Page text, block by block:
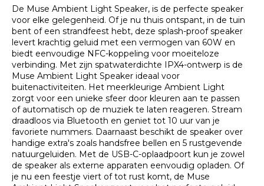
De Muse Ambient Light Speaker, is de perfecte speaker
voor elke gelegenheid. Of je nu thuis ontspant, in de tuin
bent of een strandfeest hebt, deze splash-proof speaker
levert krachtig geluid met een vermogen van 60W en
biedt eenvoudige NFC-koppeling voor moeiteloze
verbinding. Met zijn spatwaterdichte IPX4-ontwerp is de
Muse Ambient Light Speaker ideaal voor
buitenactiviteiten. Het meerkleurige Ambient Light
zorgt voor een unieke sfeer door kleuren aan te passen
of automatisch op de muziek te laten reageren. Stream
draadloos via Bluetooth en geniet tot 10 uur van je
favoriete nummers. Daarnaast beschikt de speaker over
handige extra's zoals handsfree bellen en 5 rustgevende
natuurgeluiden. Met de USB-C-oplaadpoort kun je zowel
de speaker als externe apparaten eenvoudig opladen. Of
je nu een feestje viert of tot rust komt, de Muse